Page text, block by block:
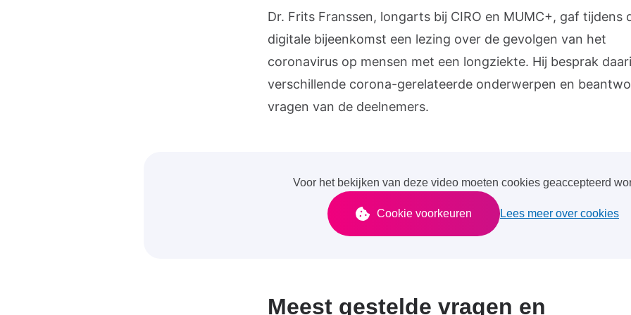
Dr. Frits Franssen, longarts bij CIRO en MUMC+, gaf tijdens
digitale bijeenkomst een lezing over de gevolgen van het
coronavirus op mensen met een longziekte. Hij besprak
verschillende corona-gerelateerde onderwerpen en
vragen van de deelnemers.
Voor het bekijken van deze video moeten cookies geaccepteerd
Cookie voorkeuren Lees meer over cookies
Meest gestelde vragen en